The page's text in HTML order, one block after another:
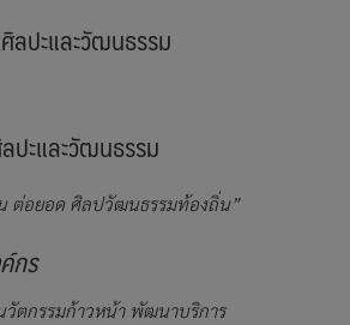
ปะและวัฒนธรรม
ะและวัฒนธรรม
ต่อยอด ศิลปวัฒนธรรมท้องถิ่น”
กร
ตกรรมก้าวหน้า พัฒนาบริการ